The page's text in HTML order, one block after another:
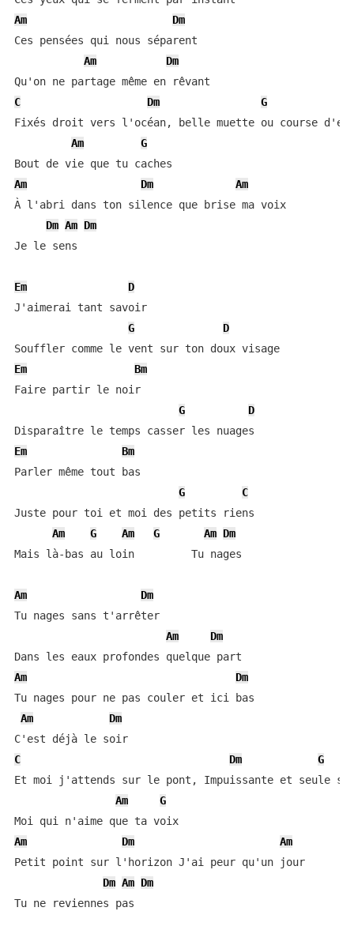
Am
Dm
Ces pensées qui nous séparent
Am
Dm
C
Dm
G
Fixés droit vers l'océan, belle muette ou course
Am
G
Am
Dm
Am
À l'abri dans ton silence que brise ma voix
Dm Am Dm
Je le sens
Em
D
J'aimerai tant savoir
G
D
Souffler comme le vent sur ton doux visage
Em
Bm
Faire partir le noir
G
D
Em
Bm
Parler même tout bas
G
C
Juste pour toi et moi des petits riens
Am
G Am G Am Dm
Mais là-bas au loin         Tu nages
Am
Dm
Tu nages sans t'arrêter
Am
Dm
Am
Dm
Tu nages pour ne pas couler et ici bas
Am
Dm
C'est déjà le soir
C
Dm
G
Et moi j'attends sur le pont, Impuissante et seule si
Am
G
Moi qui n'aime que ta voix
Am
Dm
Am
Petit point sur l'horizon J'ai peur qu'un jour
Dm Am Dm
Tu ne reviennes pas